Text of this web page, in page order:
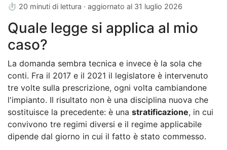
⏱ 20 minuti di lettura · aggiornato al 31 luglio 2026
Quale legge si applica al mio
caso?
La domanda sembra tecnica e invece è la sola che
conti. Fra il 2017 e il 2021 il legislatore è intervenuto
tre volte sulla prescrizione, ogni volta cambiandone
l'impianto. Il risultato non è una disciplina nuova che
sostituisce la precedente: è una stratificazione, in cui
convivono tre regimi diversi e il regime applicabile
dipende dal giorno in cui il fatto è stato commesso.